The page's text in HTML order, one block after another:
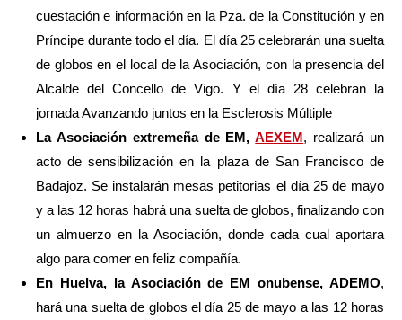
cuestación e información en la Pza. de la Constitución y en
Príncipe durante todo el día. El día 25 celebrarán una suelta
de globos en el local de la Asociación, con la presencia del
Alcalde del Concello de Vigo. Y el día 28 celebran la
jornada Avanzando juntos en la Esclerosis Múltiple
La Asociación extremeña de EM,AEXEM, realizará un
acto de sensibilización en la plaza de San Francisco de
Badajoz. Se instalarán mesas petitorias el día 25 de mayo
y a las 12 horas habrá una suelta de globos, finalizando con
un almuerzo en la Asociación, donde cada cual aportara
algo para comer en feliz compañía.
En Huelva, la Asociación de EM onubense, ADEMO,
hará una suelta de globos el día 25 de mayo a las 12 horas